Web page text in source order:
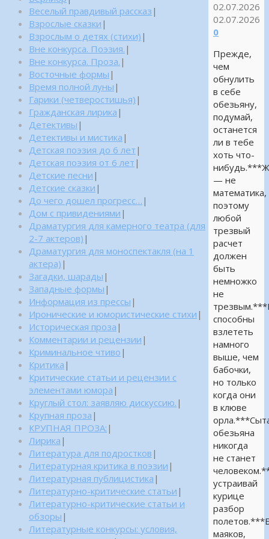
02.07.2026
02.07.2026
0
Прежде,
чем
обнулить
в себе
обезьяну,
подумай,
останется
ли в тебе
хоть что-
— не
математика,
поэтому
любой
трезвый
расчет
должен
быть
немножко
не
способны
взлететь
намного
выше, чем
бабочки,
но только
когда они
в клюве
обезьяна
никогда
не станет
устраивай
курице
разбор
маяков,
Веселый правдивый рассказ |
Взрослые сказки |
Взрослым о детях (стихи) |
Вне конкурса. Поэзия. |
Вне конкурса. Проза. |
Восточные формы |
Время полной луны |
Гарики (четверостишья) |
Гражданская лирика |
Детективы |
Детективы и мистика |
Детская поэзия до 6 лет |
Детская поэзия от 6 лет |
Детские песни |
Детские сказки |
До чего дошел прогресс… |
Дом с привидениями |
Драматургия для камерного театра (для
2-7 актеров) |
Драматургия для моноспектакля (на 1
актера) |
Загадки, шарады |
Западные формы |
Информация из прессы |
Иронические и юмористические стихи |
Историческая проза |
Комментарии и рецензии |
Криминальное чтиво |
Критика |
Критические статьи и рецензии с
элементами юмора |
Круглый стол: заявляю дискуссию. |
Крупная проза |
КРУПНАЯ ПРОЗА: |
Лирика |
Литература для подростков |
Литературная критика в поэзии |
Литературная публицистика |
Литературно-критические статьи |
Литературно-критические статьи и
обзоры |
Литературные конкурсы: условия,